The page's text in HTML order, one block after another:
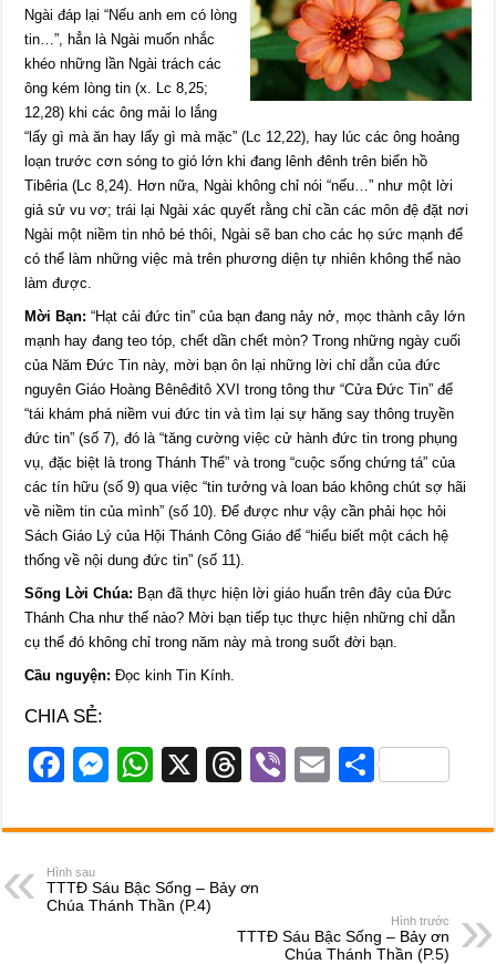
Ngài đáp lại “Nếu anh em có lòng
tin…”, hẳn là Ngài muốn nhắc
khéo những lần Ngài trách các
ông kém lòng tin (x. Lc 8,25;
12,28) khi các ông mải lo lắng
“lấy gì mà ăn hay lấy gì mà mặc” (Lc 12,22), hay lúc các ông hoảng
loạn trước cơn sóng to gió lớn khi đang lênh đênh trên biển hồ
Tibêria (Lc 8,24). Hơn nữa, Ngài không chỉ nói “nếu…” như một lời
giả sử vu vơ; trái lại Ngài xác quyết rằng chỉ cần các môn đệ đặt nơi
Ngài một niềm tin nhỏ bé thôi, Ngài sẽ ban cho các họ sức mạnh để
có thể làm những việc mà trên phương diện tự nhiên không thể nào
làm được.
Mời Bạn:“Hạt cải đức tin” của bạn đang nảy nở, mọc thành cây lớn
mạnh hay đang teo tóp, chết dần chết mòn? Trong những ngày cuối
của Năm Đức Tin này, mời bạn ôn lại những lời chỉ dẫn của đức
nguyên Giáo Hoàng Bênêđitô XVI trong tông thư “Cửa Đức Tin” để
“tái khám phá niềm vui đức tin và tìm lại sự hăng say thông truyền
đức tin” (số 7), đó là “tăng cường việc cử hành đức tin trong phụng
vụ, đặc biệt là trong Thánh Thể” và trong “cuộc sống chứng tá” của
các tín hữu (số 9) qua việc “tin tưởng và loan báo không chút sợ hãi
về niềm tin của mình” (số 10). Để được như vậy cần phải học hỏi
Sách Giáo Lý của Hội Thánh Công Giáo để “hiểu biết một cách hệ
thống về nội dung đức tin” (số 11).
Sống Lời Chúa: Bạn đã thực hiện lời giáo huấn trên đây của Đức
Thánh Cha như thế nào? Mời bạn tiếp tục thực hiện những chỉ dẫn
cụ thể đó không chỉ trong năm này mà trong suốt đời bạn.
Cầu nguyện:Đọc kinh Tin Kính.
CHIA SẺ:
F
c
e
b
M
ss
n
W
at
s
A
X
T
e
d
s
Vi
er
E
ail
S
ar
Hình sau
TTTĐ Sáu Bậc Sống – Bảy ơn
Chúa Thánh Thần (P.4)
Hình trước
TTTĐ Sáu Bậc Sống – Bảy ơn
Chúa Thánh Thần (P.5)